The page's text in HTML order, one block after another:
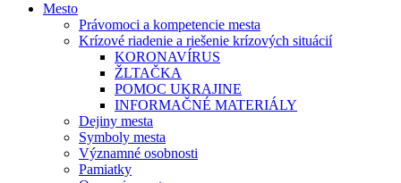
Mesto
Právomoci a kompetencie mesta
Krízové riadenie a riešenie krízových situácií
KORONAVÍRUS
ŽLTAČKA
POMOC UKRAJINE
INFORMAČNÉ MATERIÁLY
Dejiny mesta
Symboly mesta
Významné osobnosti
Pamiatky